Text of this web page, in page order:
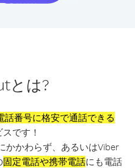
とは?
話番号に格安で通話できる
です！
かかわらず、あるいはViber
固定電話や携帯電話にも電話